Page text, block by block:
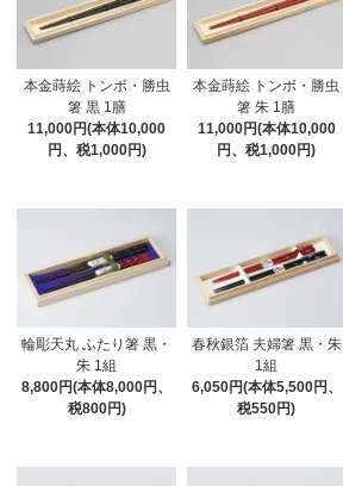
本金蒔絵 トンボ・勝虫
箸 黒 1膳
11,000円(本体10,000
円、税1,000円)
本金蒔絵 トンボ・勝虫
箸 朱 1膳
11,000円(本体10,000
円、税1,000円)
輪彫天丸 ふたり箸 黒・
朱 1組
8,800円(本体8,000円、
税800円)
春秋銀箔 夫婦箸 黒・朱
1組
6,050円(本体5,500円、
税550円)